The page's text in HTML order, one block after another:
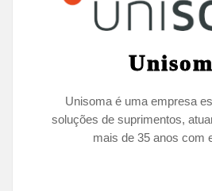
Unisoma é uma empresa
soluções de suprimentos,
mais de 35 anos com